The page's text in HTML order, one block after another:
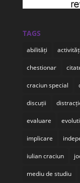
TAGS
abilități activități
chestionar
craciun special
discuții
evaluare
implicare
iulian craciun
mediu de studiu